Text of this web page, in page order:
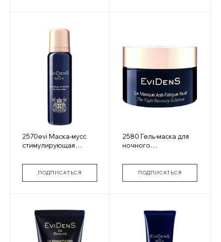
2570evi Маска-мусс
стимулирующая
La Masque de Mousse
ПОДПИСАТЬСЯ
2580 Гель-маска для
ночного
Masque Anti-Fatigue
ПОДПИСАТЬСЯ